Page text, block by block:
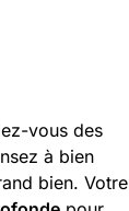
vous des
à bien
bien. Votre